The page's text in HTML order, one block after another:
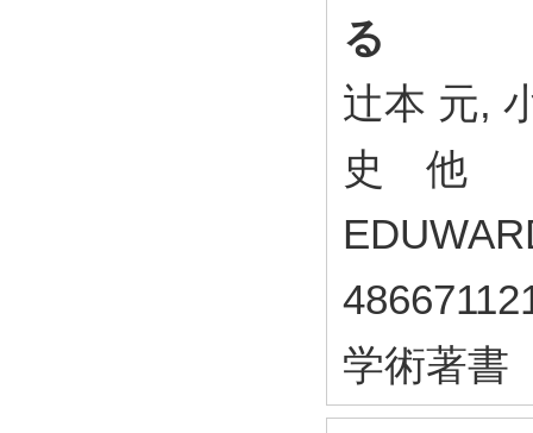
る
辻本 元,
史 他
学術著書